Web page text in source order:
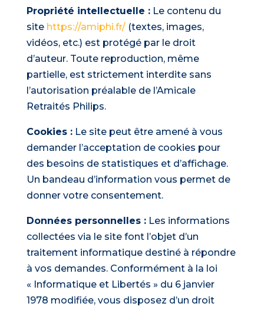
Propriété intellectuelle :Le contenu du
site https://amiphi.fr/(textes, images,
vidéos, etc.) est protégé par le droit
d’auteur. Toute reproduction, même
partielle, est strictement interdite sans
l’autorisation préalable de l’Amicale
Retraités Philips.
Cookies :Le site peut être amené à vous
demander l’acceptation de cookies pour
des besoins de statistiques et d’affichage.
Un bandeau d’information vous permet de
donner votre consentement.
Données personnelles :Les informations
collectées via le site font l’objet d’un
traitement informatique destiné à répondre
à vos demandes. Conformément à la loi
« Informatique et Libertés » du 6 janvier
1978 modifiée, vous disposez d’un droit